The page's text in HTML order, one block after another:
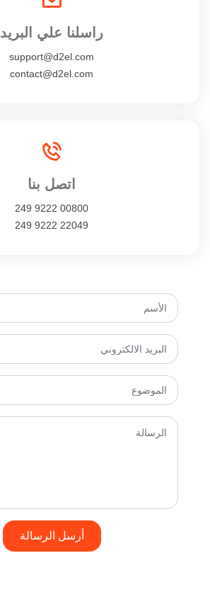
راسلنا علي البريد
support@d2el.com
contact@d2el.com
اتصل بنا
249 9222 00800
249 9222 22049
أرسل الرسالة